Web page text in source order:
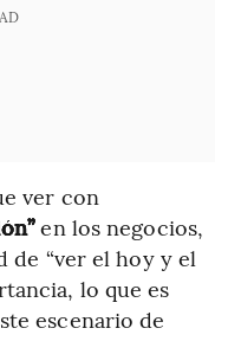
ver con
en los negocios,
de “ver el hoy y el
lo que es
escenario de